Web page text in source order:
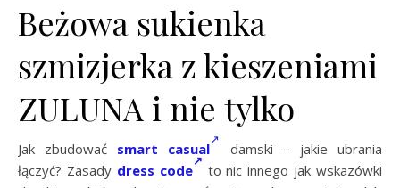
Beżowa sukienka
szmizjerka z kieszeniami
ZULUNA i nie tylko
Jak zbudować smart casual
damski – jakie ubrania
łączyć? Zasady dress code
to nic innego jak wskazówki